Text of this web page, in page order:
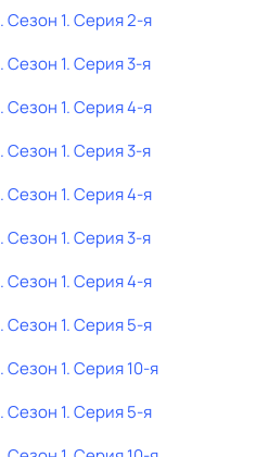
. Сезон 1. Серия 2-я
. Сезон 1. Серия 3-я
. Сезон 1. Серия 4-я
. Сезон 1. Серия 3-я
. Сезон 1. Серия 4-я
. Сезон 1. Серия 3-я
. Сезон 1. Серия 4-я
. Сезон 1. Серия 5-я
. Сезон 1. Серия 10-я
. Сезон 1. Серия 5-я